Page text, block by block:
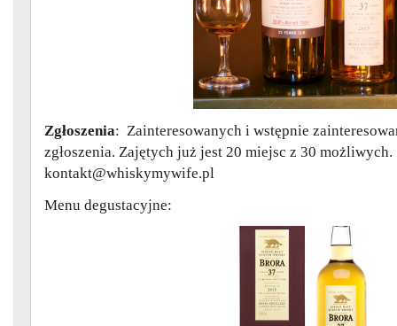
Zgłoszenia: Zainteresowanych i wstępnie
zgłoszenia. Zajętych już jest 20 miejsc z 30 możliwych.
kontakt@whiskymywife.pl
Menu degustacyjne: